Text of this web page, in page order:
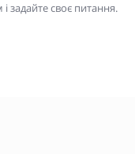
задайте своє питання.